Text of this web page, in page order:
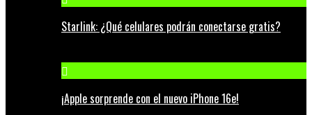
Starlink: ¿Qué celulares podrán conectarse gratis?
¡Apple sorprende con el nuevo iPhone 16e!